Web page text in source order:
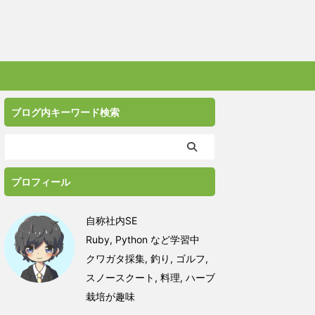
ブログ内キーワード検索
プロフィール
自称社内SE
Ruby, Python など学習中
クワガタ採集, 釣り, ゴルフ,
スノースクート, 料理, ハーブ
栽培が趣味